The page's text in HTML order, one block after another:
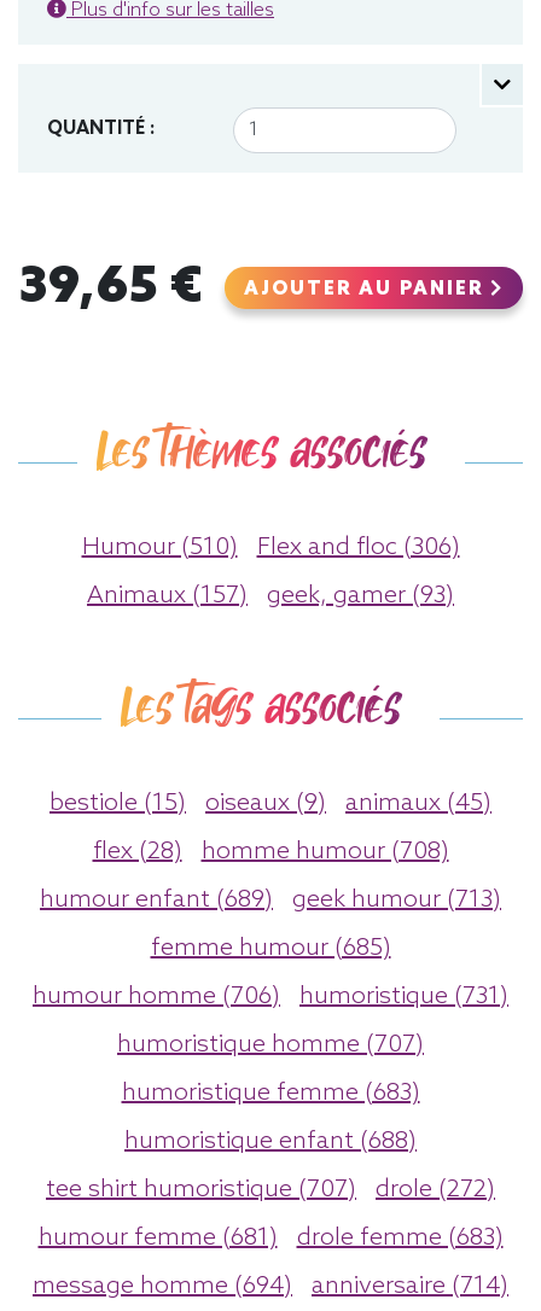
Plus d'info sur les tailles
QUANTITÉ :
39,65 € AJOUTER AU PANIER
Les thèmes associés
Humour (510)
Flex and floc (306)
Animaux (157)
geek, gamer (93)
Les tags associés
bestiole (15) oiseaux (9)
animaux (45)
flex (28)
homme humour (708)
humour enfant (689)
geek humour (713)
femme humour (685)
humour homme (706)
humoristique (731)
humoristique homme (707)
humoristique femme (683)
humoristique enfant (688)
tee shirt humoristique (707)
drole (272)
humour femme (681)
drole femme (683)
message homme (694)
anniversaire (714)